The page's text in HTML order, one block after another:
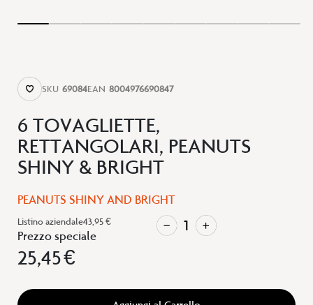
6 TOVAGLIETTE,
RETTANGOLARI, PEANUTS
SHINY & BRIGHT
Listino aziendale43,95 €
Prezzo speciale
25,45 €
SKU 69084EAN 8004976690847
PEANUTS SHINY AND BRIGHT